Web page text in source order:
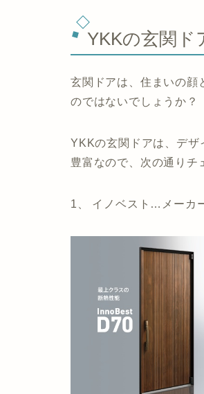
YKKの玄関ド
玄関ドアは、住まいの顔
のではないでしょうか？
YKKの玄関ドアは、デザ
豊富なので、次の通りチ
1、 イノベスト…メーカ